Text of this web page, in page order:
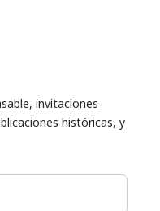
invitaciones
históricas, y